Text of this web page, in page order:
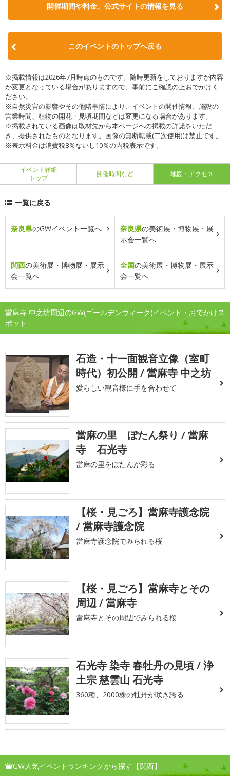
開催期間や料金、公式サイトの情報を見る
このイベントのトップへ戻る
※掲載情報は2026年7月時点のものです。随時更新をしておりますが内容
が変更となっている場合がありますので、事前にご確認の上おでかけく
ださい。
※自然災害の影響やその他諸事情により、イベントの開催情報、施設の
営業時間、植物の開花・見頃期間などは変更になる場合があります。
※掲載されている画像は取材先から本ページへの掲載の許諾をいただ
き、提供されたものとなります。画像の無断転載(二次使用)は禁止です。
※表示料金は消費税8％ないし10％の内税表示です。
イベント詳細
トップ
開催時間など 地図・アクセス
一覧に戻る
奈良県のGWイベント一覧へ 奈良県の美術展・博物展・展
示会一覧へ
関西の美術展・博物展・展示
会一覧へ
全国の美術展・博物展・展示
会一覧へ
當麻寺 中之坊周辺のGW(ゴールデンウィーク)イベント・おでかけス
ポット
石造・十一面観音立像（室町
時代）初公開 / 當麻寺 中之坊
愛らしい観音様に手を合わせて
當麻の里 ぼたん祭り / 當麻
寺 石光寺
當麻の里をぼたんが彩る
【桜・見ごろ】當麻寺護念院
/ 當麻寺護念院
當麻寺護念院でみられる桜
【桜・見ごろ】當麻寺とその
周辺 / 當麻寺
當麻寺とその周辺でみられる桜
石光寺 染寺 春牡丹の見頃 / 浄
土宗 慈雲山 石光寺
360種、2000株の牡丹が咲き誇る
GW人気イベントランキングから探す【関西】